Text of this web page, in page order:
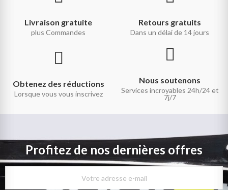
Livraison gratuite
plus Commandes
Retours gratuits
Dans un délai de 14 jours
Obtenez des réductions
Lorsque vous vous inscrivez
Nous soutenons
Services incroyables 24h/24 et
7j/7
Profitez de nos dernières offres